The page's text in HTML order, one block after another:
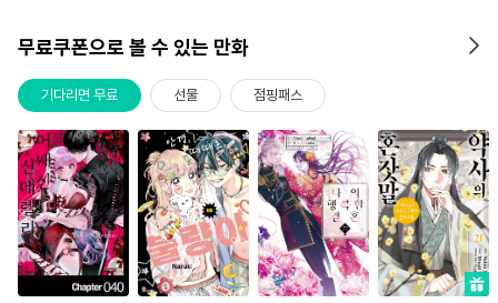
무료쿠폰으로 볼 수 있는 만화
기다리면 무료 선물 점핑패스